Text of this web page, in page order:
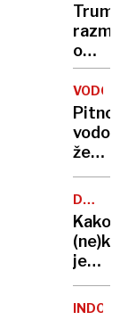
ni
Trump
o
napadu
na
Iran
Pitno
vodo
že
dva
v
DAVČNI
PRIMEŽ
Kako
je